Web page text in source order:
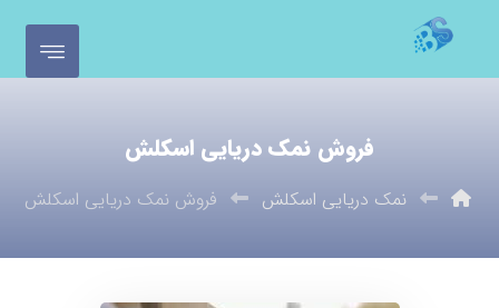
فروش نمک دریایی اسکلش
نمک دریایی اسکلش فروش نمک دریایی اسکلش